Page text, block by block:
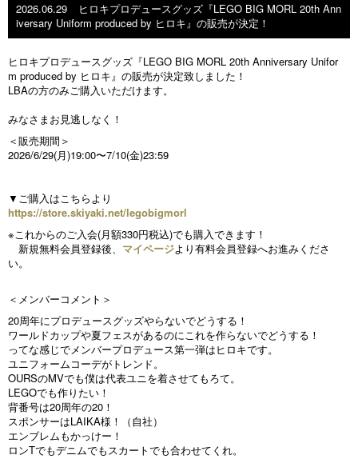
2026.06.29
ヒロキプロデュースグッズ『LEGO BIG MORL 20th Ann
iversary Uniform produced by ヒロキ』の販売が決定！
ヒロキプロデュースグッズ『LEGO BIG MORL 20th Anniversary Unifor
m produced by ヒロキ』の販売が決定致しました！
LBAの方のみご購入いただけます。
みなさまお見逃しなく！​
＜販売期間＞
2026/6/29(月)19:00〜7/10(金)23:59
▼ご購入はこちらより
https://store.skiyaki.net/legobigmorl
※これからのご入会(月額330円税込)でも購入できます！
新規無料会員登録後、 マイページより有料会員登録へお進みくださ
い。
＜メンバーコメント＞
20周年にプロデュースグッズやらないでどうする！
ワールドカップや夏フェスがあるのにこれを作らないでどうする！
ってな感じでメンバープロデュース第一弾はヒロキです。
ユニフォームコーデがトレンド。
OURSのMVでも僕は代表ユニを着させてもろて。
LEGOでも作りたい！
背番号は20周年の20！
スポンサーはLAIKA様！（自社）
エンブレムもかっけー！
ロンTでもデニムでもスカートでも合わせてくれ。